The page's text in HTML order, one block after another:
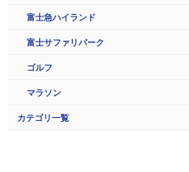
富士急ハイランド
富士サファリパーク
ゴルフ
マラソン
カテゴリ一覧